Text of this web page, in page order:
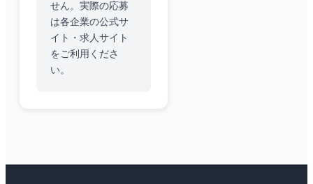
せん。実際の応募
は各企業の公式サ
イト・求人サイト
をご利用くださ
い。